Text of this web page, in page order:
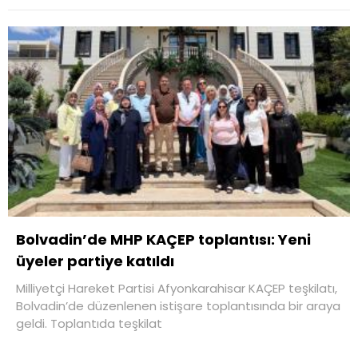
Bolvadin’de MHP KAÇEP toplantısı: Yeni
üyeler partiye katıldı
Milliyetçi Hareket Partisi Afyonkarahisar KAÇEP teşkilatı,
Bolvadin’de düzenlenen istişare toplantısında bir araya
geldi. Toplantıda teşkilat